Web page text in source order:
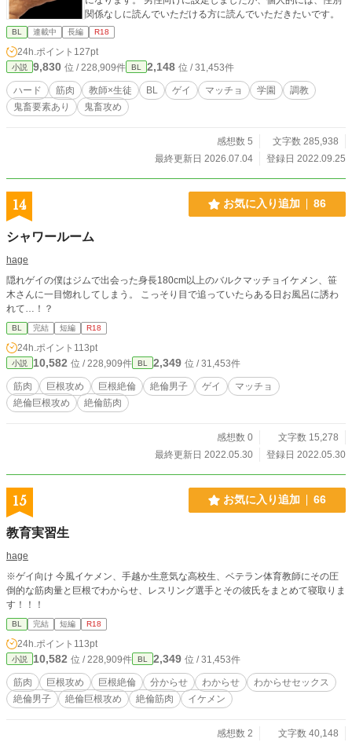
関係なしに読んでいただける方に読んでいただきたいです。
BL 連載中 長編 R18
24h.ポイント 127pt
小説 9,830 位 / 228,909件 BL 2,148 位 / 31,453件
ハード 筋肉 教師×生徒 BL ゲイ マッチョ 学園
調教
鬼畜要素あり
鬼畜攻め
感想数 5
文字数 285,938
最終更新日 2026.07.04
登録日 2022.09.25
14 お気に入り追加 86
シャワールーム
hage
隠れゲイの僕はジムで出会った身長180cm以上のバルクマッチョイケメン、笹
木さんに一目惚れしてしまう。 こっそり目で追っていたらある日お風呂に誘わ
れて…！？
BL 完結 短編 R18
24h.ポイント 113pt
小説 10,582 位 / 228,909件 BL 2,349 位 / 31,453件
筋肉 巨根攻め 巨根絶倫 絶倫男子 ゲイ
マッチョ
絶倫巨根攻め
絶倫筋肉
感想数 0
文字数 15,278
最終更新日 2022.05.30
登録日 2022.05.30
15 お気に入り追加 66
教育実習生
hage
※ゲイ向け 今風イケメン、手越か生意気な高校生、ベテラン体育教師にその圧
倒的な筋肉量と巨根でわからせ、レスリング選手とその彼氏をまとめて寝取りま
す！！！
BL 完結 短編 R18
24h.ポイント 113pt
小説 10,582 位 / 228,909件 BL 2,349 位 / 31,453件
筋肉 巨根攻め 巨根絶倫 分からせ わからせ
わからせセックス
絶倫男子
絶倫巨根攻め 絶倫筋肉 イケメン
感想数 2 文字数 40,148